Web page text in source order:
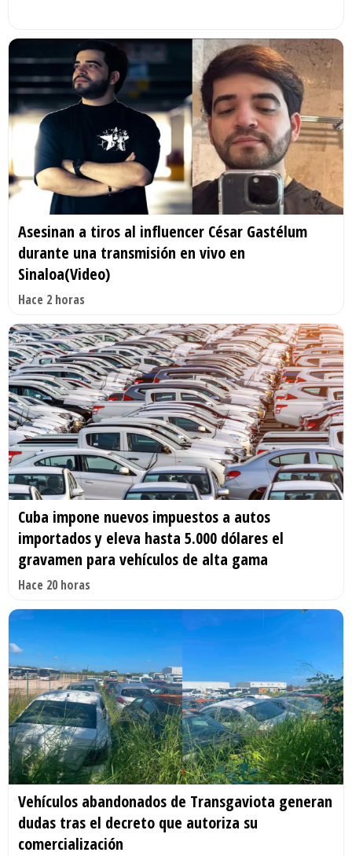
Asesinan a tiros al influencer César Gastélum
durante una transmisión en vivo en
Sinaloa(Video)
Hace 2 horas
Cuba impone nuevos impuestos a autos
importados y eleva hasta 5.000 dólares el
gravamen para vehículos de alta gama
Hace 20 horas
Vehículos abandonados de Transgaviota generan
dudas tras el decreto que autoriza su
comercialización